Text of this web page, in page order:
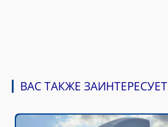
ВАС ТАКЖЕ ЗАИНТЕРЕСУЕТ